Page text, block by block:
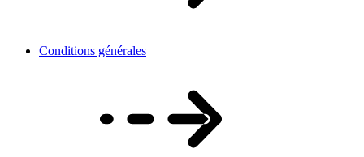
Conditions générales